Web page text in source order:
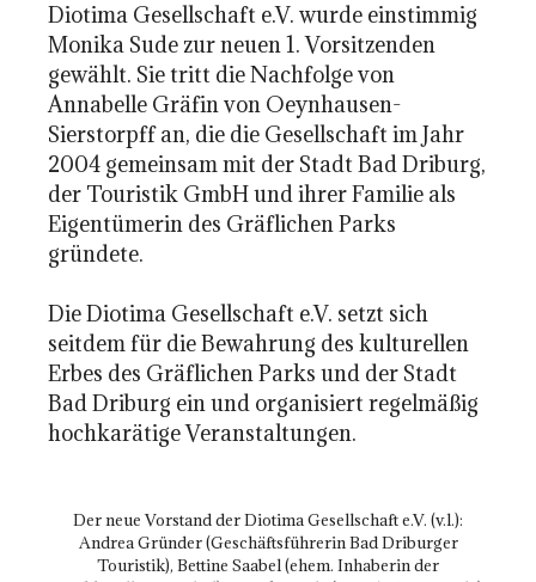
Diotima Gesellschaft e.V. wurde einstimmig
Monika Sude zur neuen 1. Vorsitzenden
gewählt. Sie tritt die Nachfolge von
Annabelle Gräfin von Oeynhausen-
Sierstorpff an, die die Gesellschaft im Jahr
2004 gemeinsam mit der Stadt Bad Driburg,
der Touristik GmbH und ihrer Familie als
Eigentümerin des Gräflichen Parks
gründete.
Die Diotima Gesellschaft e.V. setzt sich
seitdem für die Bewahrung des kulturellen
Erbes des Gräflichen Parks und der Stadt
Bad Driburg ein und organisiert regelmäßig
hochkarätige Veranstaltungen.
Der neue Vorstand der Diotima Gesellschaft e.V. (v.l.):
Andrea Gründer (Geschäftsführerin Bad Driburger
Touristik), Bettine Saabel (ehem. Inhaberin der